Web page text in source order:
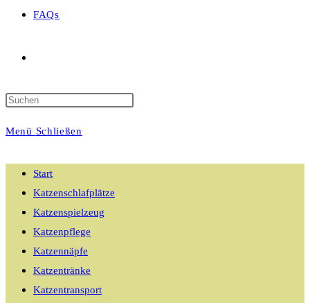
FAQs
Suche
Menü Schließen
Start
Katzenschlafplätze
Katzenspielzeug
Katzenpflege
Katzennäpfe
Katzentränke
Katzentransport